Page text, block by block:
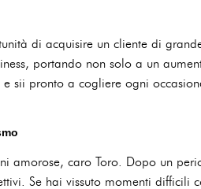
di acquisire un cliente di
portando non solo a un
sii pronto a cogliere ogni
amorose, caro Toro. Dopo un
Se hai vissuto momenti difficili